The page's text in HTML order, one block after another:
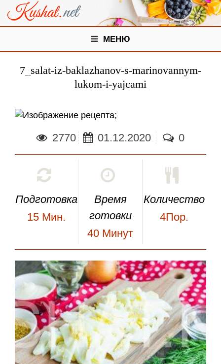
МЕНЮ
7_salat-iz-baklazhanov-s-marinovannym-
lukom-i-yajcami
;
2770 01.12.2020 0
Подготовка
15 Мин.
Время
готовки
40 Минут
Количество
4Пор.